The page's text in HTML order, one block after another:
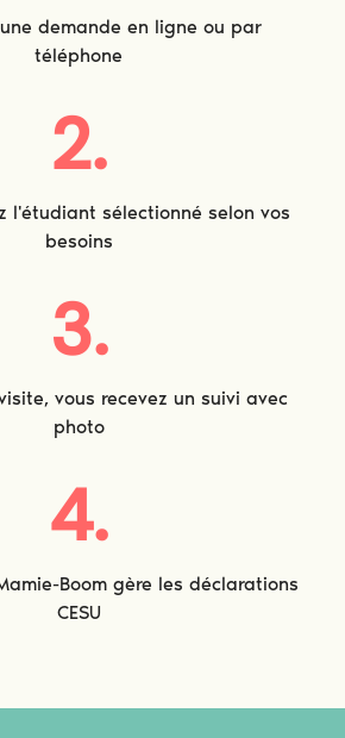
demande en ligne ou par
téléphone
2.
l'étudiant sélectionné selon vos
besoins
3.
vous recevez un suivi avec
photo
4.
Boom gère les déclarations
CESU